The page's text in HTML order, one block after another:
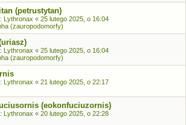
(petrustytan)
Lythronax « 25 lutego 2025, o 16:04
(zauropodomorfy)
Lythronax « 25 lutego 2025, o 16:04
(zauropodomorfy)
Lythronax « 21 lutego 2025, o 22:17
(eokonfuciuzornis)
Lythronax « 20 lutego 2025, o 22:28